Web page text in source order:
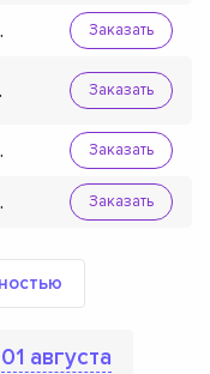
Заказать
Заказать
Заказать
Заказать
01 августа